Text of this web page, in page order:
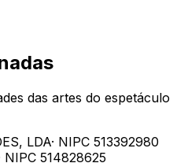
das artes do espetáculo
LDA· NIPC 513392980
NIPC 514828625